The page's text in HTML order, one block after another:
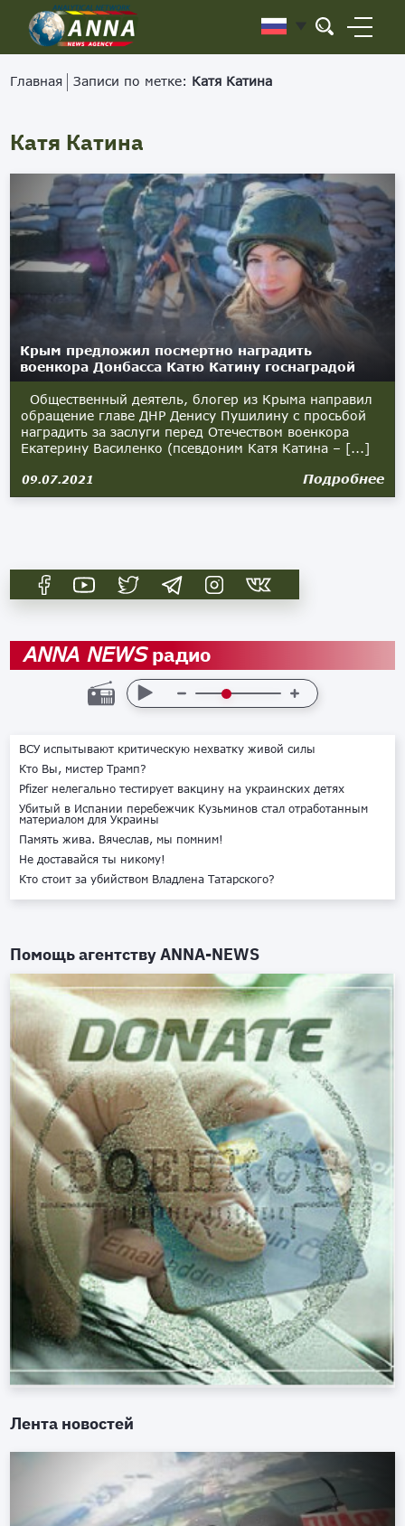
Главная Записи по метке: Катя Катина
Катя Катина
Крым предложил посмертно наградить
военкора Донбасса Катю Катину госнаградой
Общественный деятель, блогер из Крыма направил
обращение главе ДНР Денису Пушилину с просьбой
наградить за заслуги перед Отечеством военкора
Екатерину Василенко (псевдоним Катя Катина – [...]
09.07.2021 Подробнее
ANNA NEWSрадио
ВСУ испытывают критическую нехватку живой силы
Кто Вы, мистер Трамп?
Pfizer нелегально тестирует вакцину на украинских детях
Убитый в Испании перебежчик Кузьминов стал отработанным
материалом для Украины
Память жива. Вячеслав, мы помним!
Не доставайся ты никому!
Кто стоит за убийством Владлена Татарского?
Помощь агентствуANNA-NEWS
Лента новостей